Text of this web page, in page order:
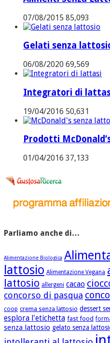
07/08/2015 85,093
Gelati senza
06/08/2020 69,569
Integratori di
19/04/2016 50,631
Prodotti
01/04/2016 37,133
Parliamo anche di…
Alimentazione Biologica
lattosio Alimentazione Vegana
lattosio allergeni cacao
concorso di pasqua
coop crema senza lattosio dessert
esplora l'etichetta fast food
senza lattosio gelato senza